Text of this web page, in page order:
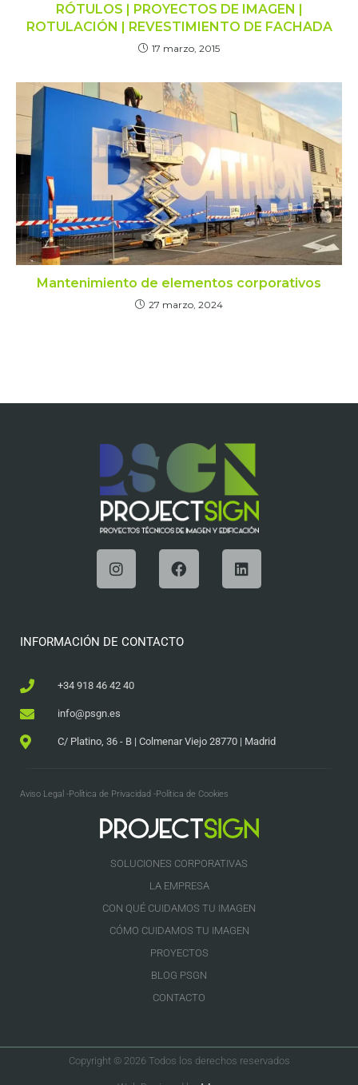
RÓTULOS | PROYECTOS DE IMAGEN |
ROTULACIÓN | REVESTIMIENTO DE FACHADA
17 marzo, 2015
Mantenimiento de elementos corporativos
27 marzo, 2024
INFORMACIÓN DE CONTACTO
+34 918 46 42 40
info@psgn.es
C/ Platino, 36 - B | Colmenar Viejo 28770 | Madrid
Aviso Legal -Política de Privacidad -Política de Cookies
SOLUCIONES CORPORATIVAS
LA EMPRESA
CON QUÉ CUIDAMOS TU IMAGEN
CÓMO CUIDAMOS TU IMAGEN
PROYECTOS
BLOG PSGN
CONTACTO
Copyright © 2026 Todos los derechos reservados